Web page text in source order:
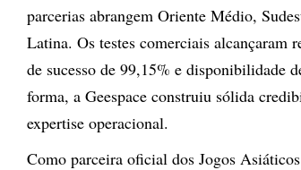
parcerias abrangem Oriente Médio,
Latina. Os testes comerciais alcançaram
de sucesso de 99,15% e disponibilidade
forma, a Geespace construiu sólida
expertise operacional.
Como parceira oficial dos Jogos